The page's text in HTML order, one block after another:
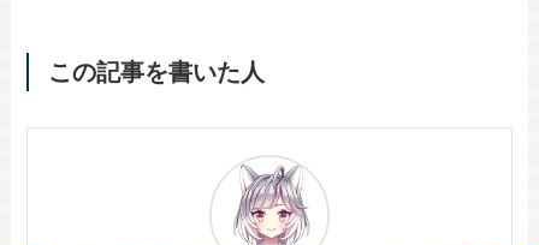
この記事を書いた人